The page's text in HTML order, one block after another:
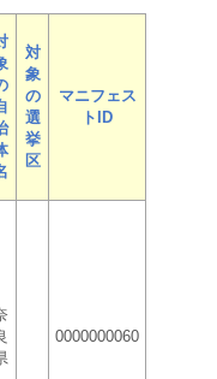
対
象
の
選
挙
区
マニフェス
トID
0000000060